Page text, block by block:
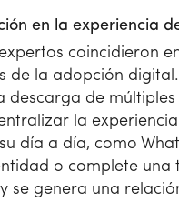
en la experiencia
coincidieron
de la adopción
descarga de
la
día a día, como
o complete una
se genera una